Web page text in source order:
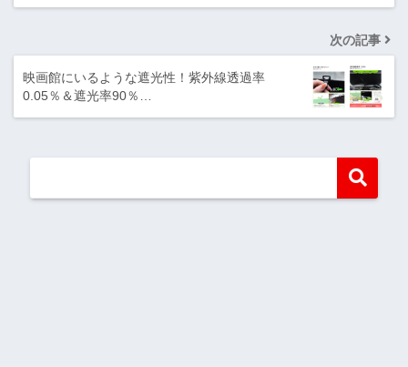
次の記事
映画館にいるような遮光性！紫外線透過率
0.05％＆遮光率90％…